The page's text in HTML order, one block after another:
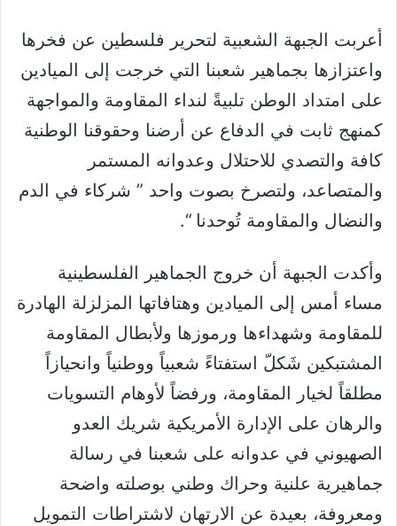
أعربت الجبهة الشعبية لتحرير فلسطين عن فخرها
واعتزازها بجماهير شعبنا التي خرجت إلى الميادين
على امتداد الوطن تلبيةً لنداء المقاومة والمواجهة
كمنهج ثابت في الدفاع عن أرضنا وحقوقنا الوطنية
كافة والتصدي للاحتلال وعدوانه المستمر
والمتصاعد، ولتصرخ بصوت واحد ” شركاء في الدم
والنضال والمقاومة تُوحدنا “.
وأكدت الجبهة أن خروج الجماهير الفلسطينية
مساء أمس إلى الميادين وهتافاتها المزلزلة الهادرة
للمقاومة وشهداءها ورموزها ولأبطال المقاومة
المشتبكين شَكلّ استفتاءً شعبياً ووطنياً وانحيازاً
مطلقاً لخيار المقاومة، ورفضاً لأوهام التسويات
والرهان على الإدارة الأمريكية شريك العدو
الصهيوني في عدوانه على شعبنا في رسالة
جماهيرية علنية وحراك وطني بوصلته واضحة
ومعروفة، بعيدة عن الارتهان لاشتراطات التمويل